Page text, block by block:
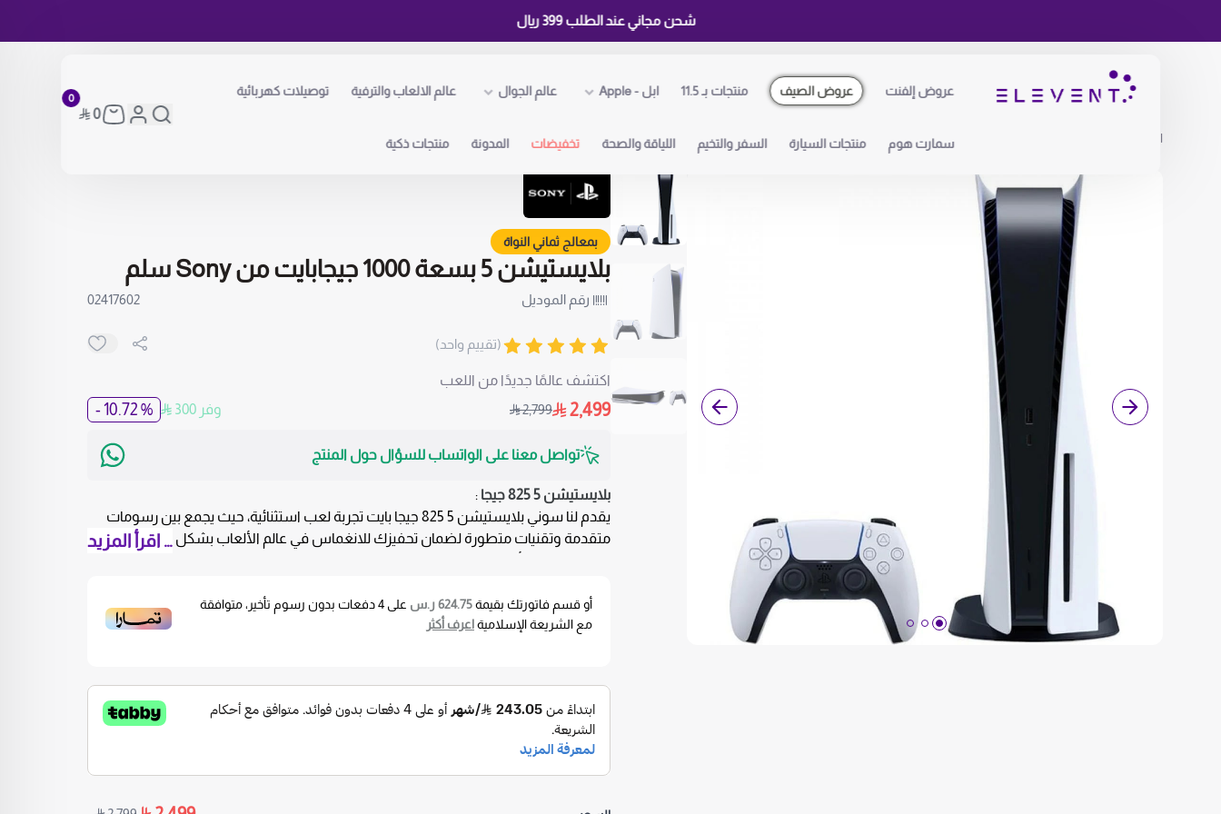
شحن مجاني عند الطلب 399 ريال
عروض إلفنت عروض الصيف منتجات بـ 11.5 ابل - Apple عالم الجوال عالم الالعاب والترفية توصيلات كهربائية
سمارت هوم منتجات السيارة السفر والتخيم اللياقة والصحة تخفيضات المدونة منتجات ذكية
0
0
الرئيسية بلايستيشن 5 بسعة 1000 جيجابايت من Sony سلم
بمعالج ثماني النواة
بلايستيشن 5 بسعة 1000 جيجابايت من Sony سلم
رقم الموديل 02417602
(تقييم واحد)
اكتشف عالمًا جديدًا من اللعب
2,499
2,799 وفر 300 % 10.72 -
تواصل معنا على الواتساب للسؤال حول المنتج
بلايستيشن 5 825 جيجا
:
يقدم لنا
سوني بلايستيشن 5 825 جيجا بايت تجربة لعب استثنائية، حيث يجمع بين رسومات
متقدمة وتقنيات متطورة لضمان تحفيزك للانغماس في عالم الألعاب بشكل لا مثيل له.
تجربة ألعاب مذهلة: استمتع برسومات مذهلة ومدهشة تعزز واقع الألعاب.
تعيد كتابة قواعد التحكم للوصول إلى سرعات فائقة.
الاستخدام:
… اقرأ المزيد
أو قسم فاتورتك بقيمة624.75 ر.س على 4دفعات بدون رسوم تأخير، متوافقة
مع الشريعة الإسلاميةاعرف أكثر